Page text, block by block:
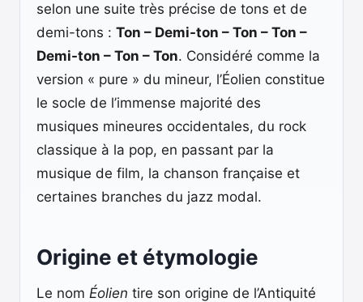
selon une suite très précise de tons et de
demi-tons : Ton – Demi-ton – Ton – Ton –
Demi-ton – Ton – Ton. Considéré comme la
version « pure » du mineur, l’Éolien constitue
le socle de l’immense majorité des
musiques mineures occidentales, du rock
classique à la pop, en passant par la
musique de film, la chanson française et
certaines branches du jazz modal.
Origine et étymologie
Le nom Éolien tire son origine de l’Antiquité